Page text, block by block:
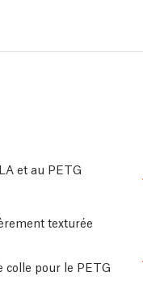
et au PETG
texturée
colle pour le PETG